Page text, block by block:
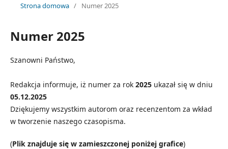
Strona domowa / Numer 2025
Numer 2025
Szanowni Państwo,
Redakcja informuje, iż numer za rok 2025ukazał się w dniu
05.12.2025
Dziękujemy wszystkim autorom oraz recenzentom za wkład
w tworzenie naszego czasopisma.
(Plik znajduje się w zamieszczonej poniżej grafice)